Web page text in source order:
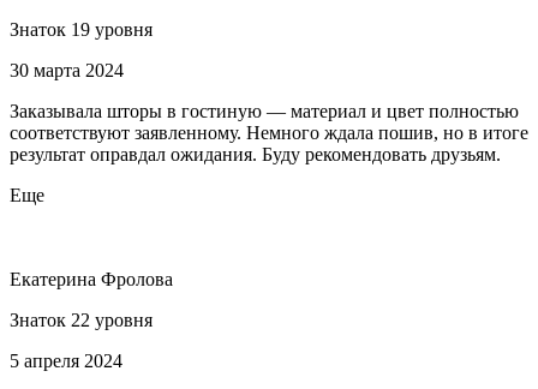
Знаток 19 уровня
30 марта 2024
Заказывала шторы в гостиную — материал и цвет полностью
соответствуют заявленному. Немного ждала пошив, но в итоге
результат оправдал ожидания. Буду рекомендовать друзьям.
Еще
Екатерина Фролова
Знаток 22 уровня
5 апреля 2024